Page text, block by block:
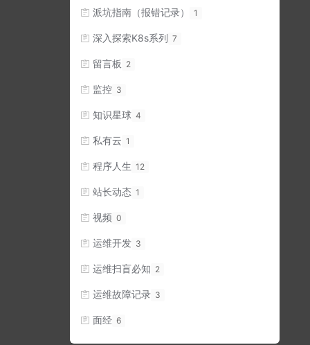
派坑指南（报错记录） 1
深入探索K8s系列 7
留言板 2
监控 3
知识星球 4
私有云 1
程序人生 12
站长动态 1
视频 0
运维开发 3
运维扫盲必知 2
运维故障记录 3
面经 6